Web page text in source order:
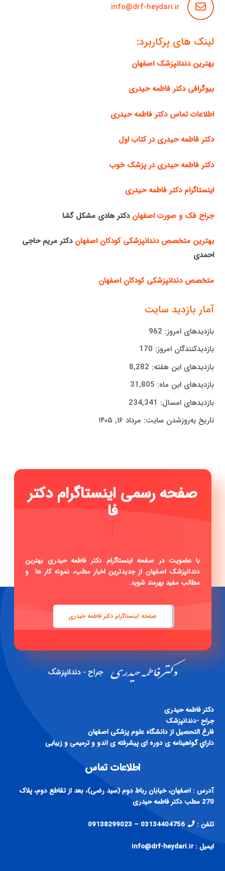
info@drf-heydari.ir
لینک های پرکاربرد:
بهترین دندانپزشک اصفهان
بیوگرافی دکتر فاطمه حیدری
اطلاعات تماس دکتر فاطمه حیدری
دکتر فاطمه حیدری در کتاب اول
دکتر فاطمه حیدری در پزشک خوب
اینستاگرام دکتر فاطمه حیدری
جراح فک و صورت اصفهان دکتر هادی مشکل گشا
بهترین متخصص دندانپزشکی کودکان اصفهان دکتر مریم حاجی
احمدی
متخصص دندانپزشکی کودکان اصفهان
آمار بازدید سایت
بازدیدهای امروز: 962
بازدیدکنندگان امروز: 170
بازدیدهای این هفته: 8,282
بازدیدهای این ماه: 31,805
بازدیدهای امسال: 234,341
تاریخ به‌روزشدن سایت: مرداد ۱۶, ۱۴۰۵
صفحه رسمی اینستاگرام دکتر
فاطمه حیدری .
|
با عضویت در صفحه اینستاگرام دکتر فاطمه حیدری بهترین
دندانپزشک اصفهان از جدیدترین اخبار مطب، نمونه کار ها و
مطالب مفید بهرمند شوید.
صفحه اینستاگرام دکتر فاطمه حیدری
دكتر فاطمه حيدری
جراح -دندانپزشک
فارغ التحصيل از دانشگاه علوم پزشكی اصفهان
داراي گواهينامه ی دوره ای پيشرفته ی اندو و ترميمی و زيبايی
اطلاعات تماس
آدرس : اصفهان، خیابان رباط دوم (سید رضی)، بعد از تقاطع دوم، پلاک
270 مطب دکتر فاطمه حیدری
تلفن : 03134404756 – 09138299023
ایمیل : info@drf-heydari.ir